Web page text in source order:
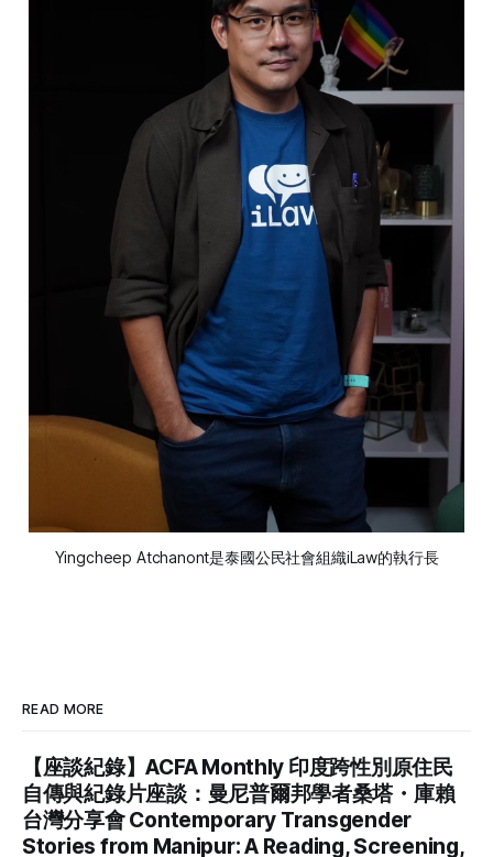
Yingcheep Atchanont是泰國公民社會組織iLaw的執行長
READ MORE
【座談紀錄】ACFA Monthly 印度跨性別原住民
自傳與紀錄片座談：曼尼普爾邦學者桑塔・庫賴
台灣分享會 Contemporary Transgender
Stories from Manipur: A Reading, Screening,